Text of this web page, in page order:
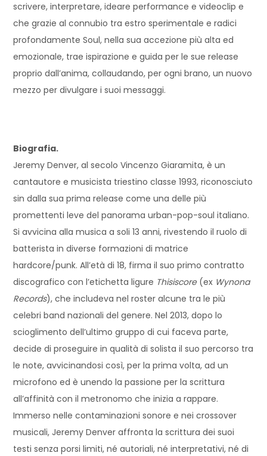
scrivere, interpretare, ideare performance e videoclip e
che grazie al connubio tra estro sperimentale e radici
profondamente Soul, nella sua accezione più alta ed
emozionale, trae ispirazione e guida per le sue release
proprio dall’anima, collaudando, per ogni brano, un nuovo
mezzo per divulgare i suoi messaggi.
Biografia.
Jeremy Denver, al secolo Vincenzo Giaramita, è un
cantautore e musicista triestino classe 1993, riconosciuto
sin dalla sua prima release come una delle più
promettenti leve del panorama urban-pop-soul italiano.
Si avvicina alla musica a soli 13 anni, rivestendo il ruolo di
batterista in diverse formazioni di matrice
hardcore/punk. All’età di 18, firma il suo primo contratto
discografico con l’etichetta ligure Thisiscore(ex Wynona
Records), che includeva nel roster alcune tra le più
celebri band nazionali del genere. Nel 2013, dopo lo
scioglimento dell’ultimo gruppo di cui faceva parte,
decide di proseguire in qualità di solista il suo percorso tra
le note, avvicinandosi così, per la prima volta, ad un
microfono ed è unendo la passione per la scrittura
all’affinità con il metronomo che inizia a rappare.
Immerso nelle contaminazioni sonore e nei crossover
musicali, Jeremy Denver affronta la scrittura dei suoi
testi senza porsi limiti, né autoriali, né interpretativi, né di